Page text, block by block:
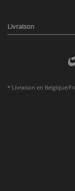
Livraison
* Livraison en Belgique/